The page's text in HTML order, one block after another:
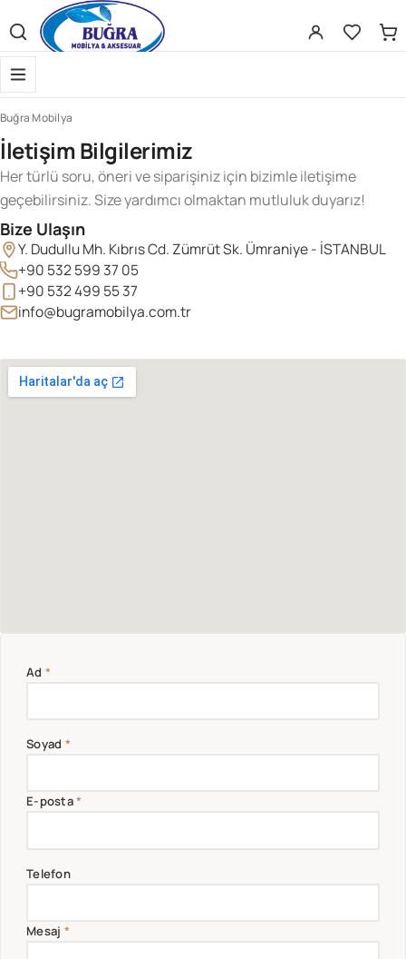
Kullanıcı adı veya e-posta adresi
Parola* Gerekli
Beni hatırla
Giriş Yap
Buğra Mobilya
İletişim Bilgilerimiz
Her türlü soru, öneri ve siparişiniz için bizimle iletişime
geçebilirsiniz. Size yardımcı olmaktan mutluluk duyarız!
Bize Ulaşın
Y. Dudullu Mh. Kıbrıs Cd. Zümrüt Sk. Ümraniye - İSTANBUL
+90 532 599 37 05
+90 532 499 55 37
info@bugramobilya.com.tr
Ad *
Soyad *
E-posta*
Telefon
Mesaj *
Scientific Bodybuilding:an extensive catalog of pharmaceuticals -